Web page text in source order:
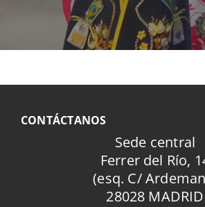
CONTÁCTANOS
Sede central
Ferrer del Río,
(esq. C/
28028 MADRID